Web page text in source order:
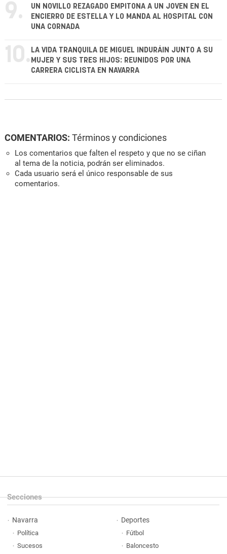
9.
UN NOVILLO REZAGADO EMPITONA A UN JOVEN EN EL
ENCIERRO DE ESTELLA Y LO MANDA AL HOSPITAL CON
UNA CORNADA
10. LA VIDA TRANQUILA DE MIGUEL INDURÁIN JUNTO A SU
MUJER Y SUS TRES HIJOS: REUNIDOS POR UNA
CARRERA CICLISTA EN NAVARRA
COMENTARIOS: Términos y condiciones
Los comentarios que falten el respeto y que no se ciñan
al tema de la noticia, podrán ser eliminados.
Cada usuario será el único responsable de sus
comentarios.
Secciones
Navarra
Política
Sucesos
Deportes
Fútbol
Baloncesto